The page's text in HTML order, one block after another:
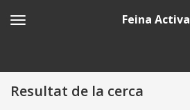
Feina Activa
Resultat de la cerca